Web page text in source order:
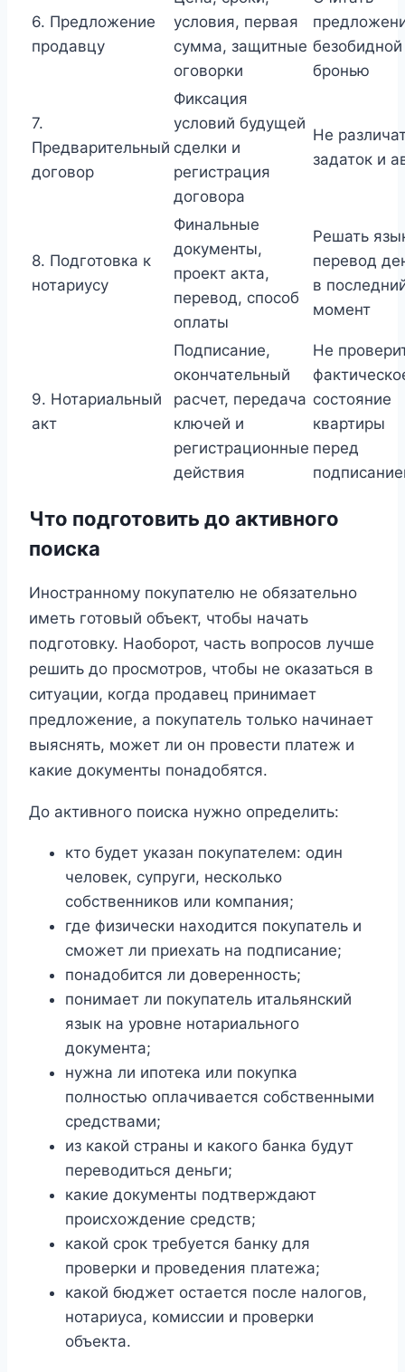
6. Предложение
продавцу
условия, первая
сумма, защитные
оговорки
безобидной
бронью
7.
Предварительный
договор
Фиксация
условий будущей
сделки и
регистрация
договора
Не
задаток и
8. Подготовка к
нотариусу
Финальные
документы,
проект акта,
перевод, способ
оплаты
Решать
перевод
в
момент
9. Нотариальный
акт
Подписание,
окончательный
расчет, передача
ключей и
регистрационные
действия
Не
состояние
квартиры
перед
Что подготовить до активного
поиска
Иностранному покупателю не обязательно
иметь готовый объект, чтобы начать
подготовку. Наоборот, часть вопросов лучше
решить до просмотров, чтобы не оказаться в
ситуации, когда продавец принимает
предложение, а покупатель только начинает
выяснять, может ли он провести платеж и
какие документы понадобятся.
До активного поиска нужно определить:
кто будет указан покупателем: один
человек, супруги, несколько
собственников или компания;
где физически находится покупатель и
сможет ли приехать на подписание;
понадобится ли доверенность;
понимает ли покупатель итальянский
язык на уровне нотариального
документа;
нужна ли ипотека или покупка
полностью оплачивается собственными
средствами;
из какой страны и какого банка будут
переводиться деньги;
какие документы подтверждают
происхождение средств;
какой срок требуется банку для
проверки и проведения платежа;
какой бюджет остается после налогов,
нотариуса, комиссии и проверки
объекта.